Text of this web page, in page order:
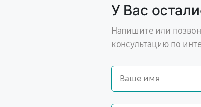
У Вас
Напишите или
консультацию по